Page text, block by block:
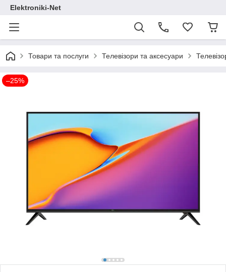
Elektroniki-Net
Товари та послуги Телевізори та аксесуари
–25%